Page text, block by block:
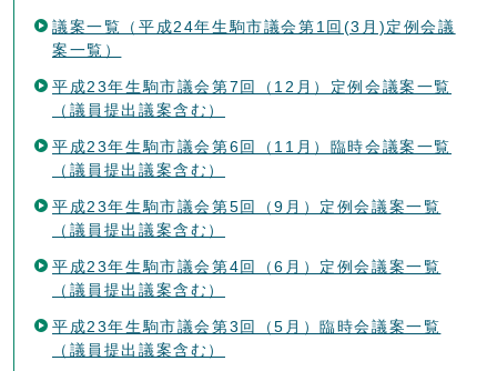
議案一覧（平成24年生駒市議会第1回(3月)定例会議
案一覧）
平成23年生駒市議会第7回（12月）定例会議案一覧
（議員提出議案含む）
平成23年生駒市議会第6回（11月）臨時会議案一覧
（議員提出議案含む）
平成23年生駒市議会第5回（9月）定例会議案一覧
（議員提出議案含む）
平成23年生駒市議会第4回（6月）定例会議案一覧
（議員提出議案含む）
平成23年生駒市議会第3回（5月）臨時会議案一覧
（議員提出議案含む）